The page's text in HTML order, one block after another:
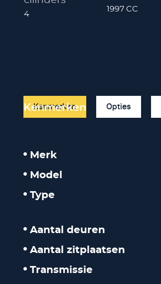
4
1997 CC
Kenmerken Opties
Kenmerken
Merk
Model
Type
Aantal deuren
Aantal zitplaatsen
Transmissie